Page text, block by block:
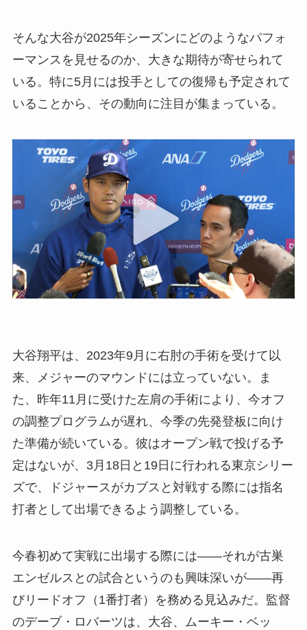
そんな大谷が2025年シーズンにどのようなパフォ
ーマンスを見せるのか、大きな期待が寄せられて
いる。特に5月には投手としての復帰も予定されて
いることから、その動向に注目が集まっている。
大谷翔平は、2023年9月に右肘の手術を受けて以
来、メジャーのマウンドには立っていない。ま
た、昨年11月に受けた左肩の手術により、今オフ
の調整プログラムが遅れ、今季の先発登板に向け
た準備が続いている。彼はオープン戦で投げる予
定はないが、3月18日と19日に行われる東京シリー
ズで、ドジャースがカブスと対戦する際には指名
打者として出場できるよう調整している。
今春初めて実戦に出場する際には――それが古巣
エンゼルスとの試合というのも興味深いが――再
びリードオフ（1番打者）を務める見込みだ。監督
のデーブ・ロバーツは、大谷、ムーキー・ベッ